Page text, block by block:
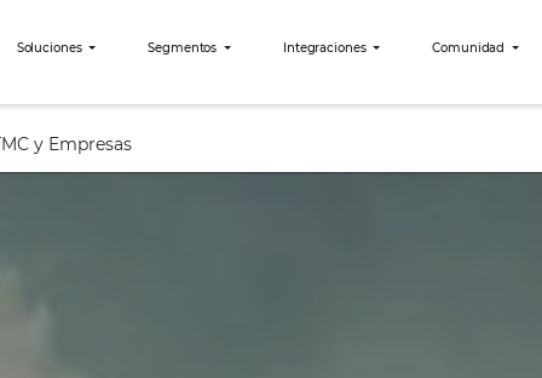
Soluciones Segmentos Integraciones
– Canal TMC y Empresas